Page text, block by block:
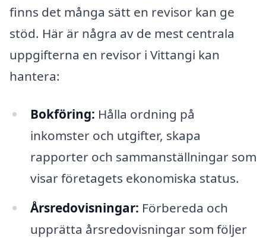
finns det många sätt en revisor kan ge
stöd. Här är några av de mest centrala
uppgifterna en revisor i Vittangi kan
hantera:
Bokföring: Hålla ordning på
inkomster och utgifter, skapa
rapporter och sammanställningar som
visar företagets ekonomiska status.
Årsredovisningar: Förbereda och
upprätta årsredovisningar som följer